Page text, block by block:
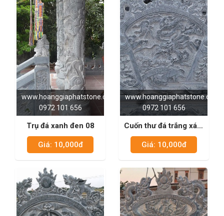
www.hoanggiaphatstone.com
0972 101 656
Trụ đá xanh đen 08
Giá: 10,000đ
www.hoanggiaphatstone.com
0972 101 656
Cuốn thư đá trắng xám
02
Giá: 10,000đ